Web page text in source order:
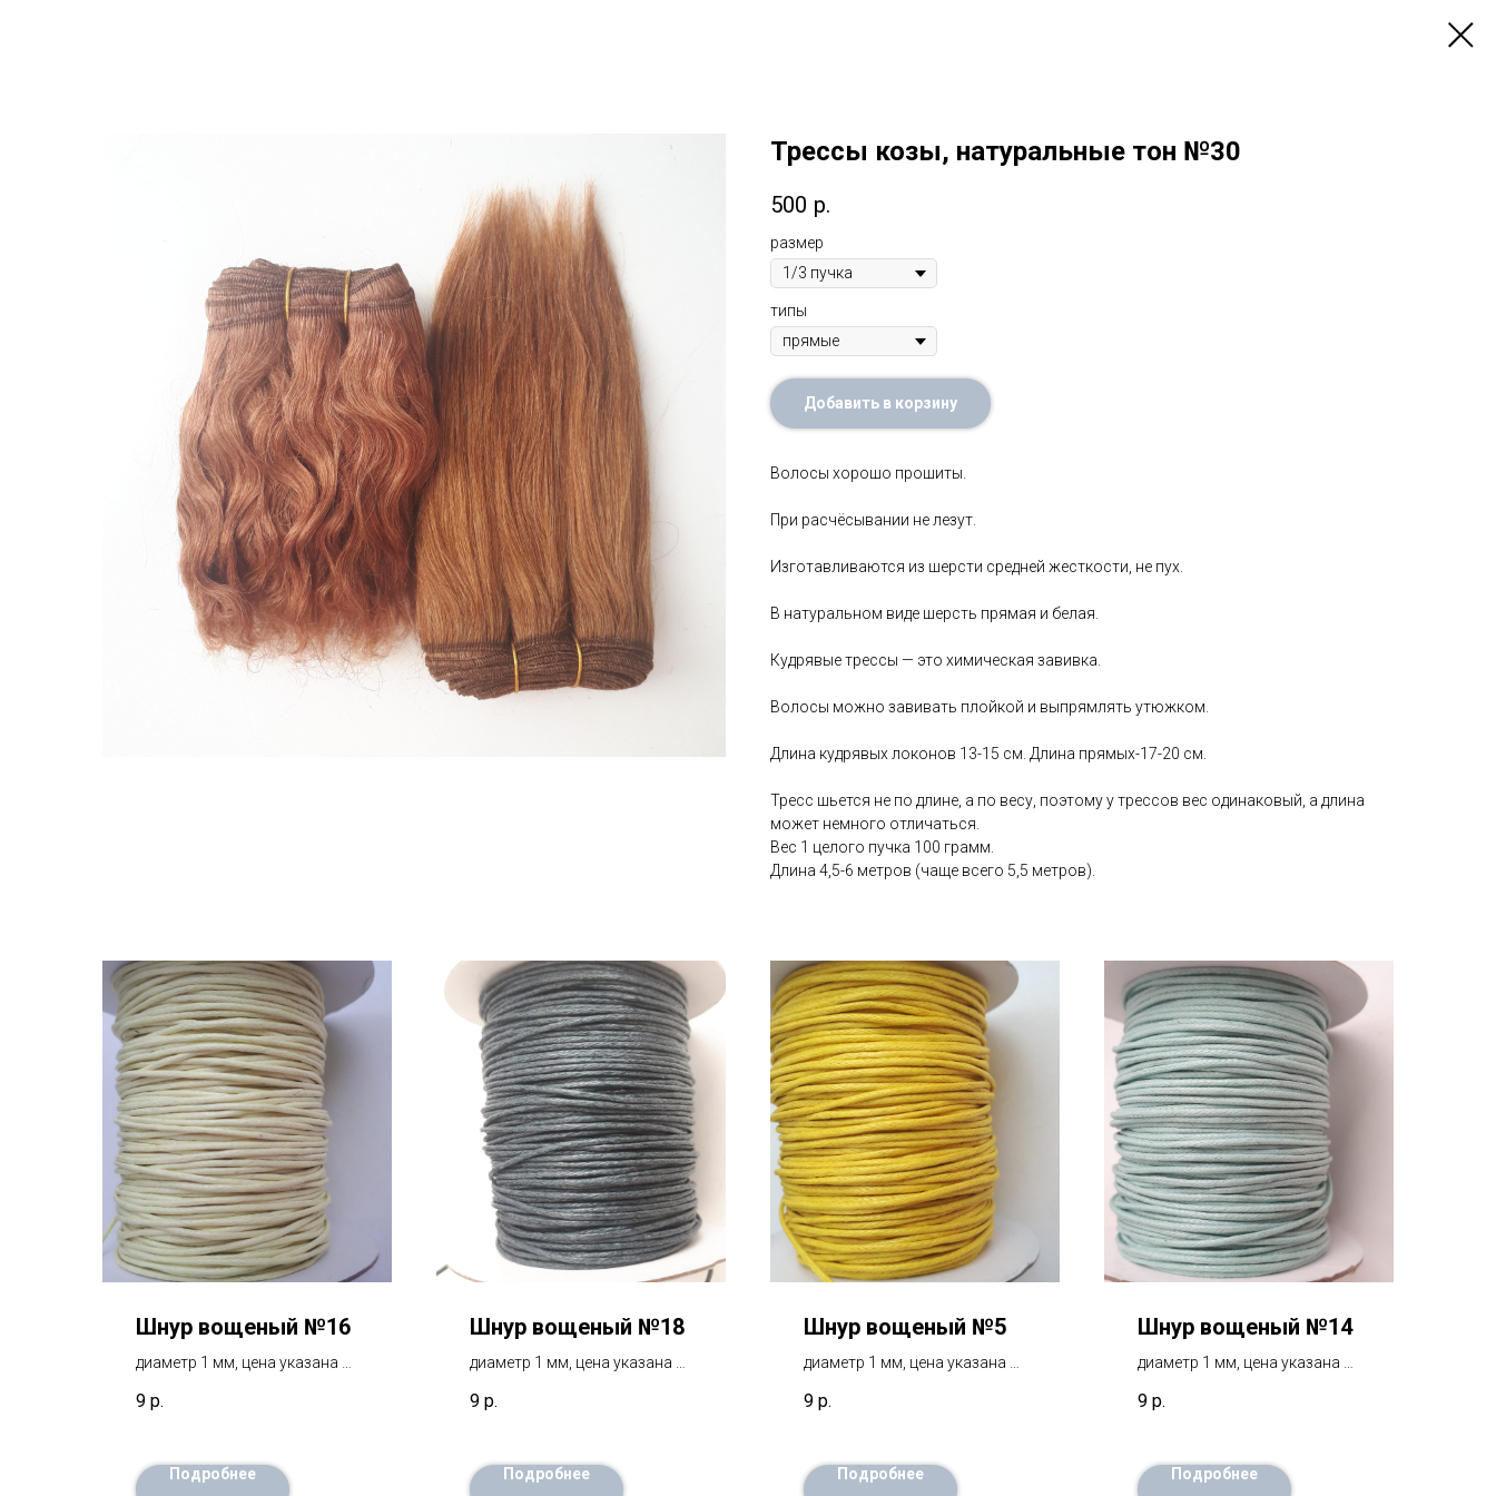
Трессы козы, натуральные тон №30
500 р.
размер
типы
Добавить в корзину
Волосы хорошо прошиты.
При расчёсывании не лезут.
Изготавливаются из шерсти средней жесткости, не пух.
В натуральном виде шерсть прямая и белая.
Кудрявые трессы — это химическая завивка.
Волосы можно завивать плойкой и выпрямлять утюжком.
Длина кудрявых локонов 13-15 см. Длина прямых-17-20 см.
Тресс шьется не по длине, а по весу, поэтому у трессов вес одинаковый, а длина
может немного отличаться.
Вес 1 целого пучка 100 грамм.
Длина 4,5-6 метров (чаще всего 5,5 метров).
Шнур вощеный №16
диаметр 1 мм, цена указана за
9 р.
Подробнее
Шнур вощеный №18
диаметр 1 мм, цена указана за
9 р.
Подробнее
Шнур вощеный №5
диаметр 1 мм, цена указана за
9 р.
Подробнее
Шнур вощеный №14
диаметр 1 мм, цена указана за
9 р.
Подробнее